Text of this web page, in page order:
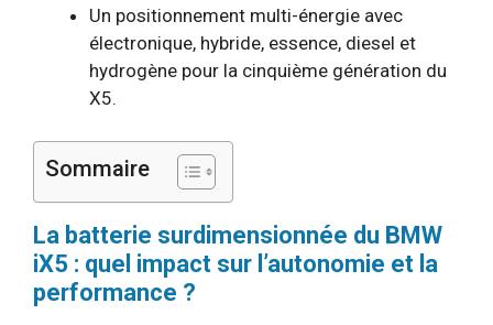
Un positionnement multi-énergie avec
électronique, hybride, essence, diesel et
hydrogène pour la cinquième génération du
X5.
Sommaire
La batterie surdimensionnée du BMW
iX5 : quel impact sur l’autonomie et la
performance ?